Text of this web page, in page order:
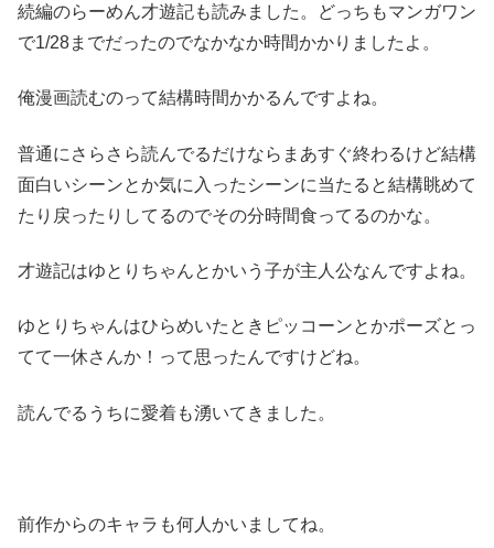
続編のらーめん才遊記も読みました。どっちもマンガワン
で1/28までだったのでなかなか時間かかりましたよ。
俺漫画読むのって結構時間かかるんですよね。
普通にさらさら読んでるだけならまあすぐ終わるけど結構
面白いシーンとか気に入ったシーンに当たると結構眺めて
たり戻ったりしてるのでその分時間食ってるのかな。
才遊記はゆとりちゃんとかいう子が主人公なんですよね。
ゆとりちゃんはひらめいたときピッコーンとかポーズとっ
てて一休さんか！って思ったんですけどね。
読んでるうちに愛着も湧いてきました。
前作からのキャラも何人かいましてね。